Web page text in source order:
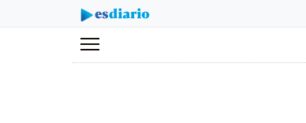
Menú